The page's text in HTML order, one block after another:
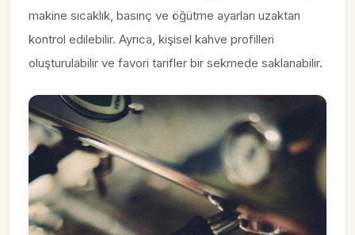
makine sıcaklık, basınç ve öğütme ayarları uzaktan
kontrol edilebilir. Ayrıca, kişisel kahve profilleri
oluşturulabilir ve favori tarifler bir sekmede saklanabilir.